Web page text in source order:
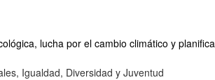
lucha por el cambio climático y
Igualdad, Diversidad y Juventud